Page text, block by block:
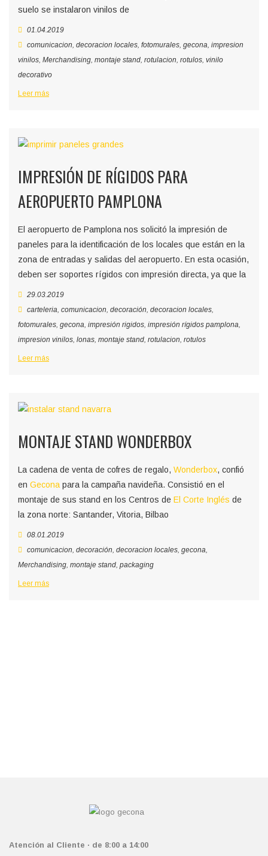
suelo se instalaron vinilos de
01.04.2019
comunicacion, decoracion locales, fotomurales, gecona, impresion
vinilos, Merchandising, montaje stand, rotulacion, rotulos, vinilo
decorativo
Leer más
IMPRESIÓN DE RÍGIDOS PARA
AEROPUERTO PAMPLONA
El aeropuerto de Pamplona nos solicitó la impresión de
paneles para la identificación de los locales que están en la
zona de entradas y salidas del aeropuerto. En esta ocasión,
deben ser soportes rígidos con impresión directa, ya que la
29.03.2019
carteleria, comunicacion, decoración, decoracion locales,
fotomurales, gecona, impresión rigidos, impresión rígidos pamplona,
impresion vinilos, lonas, montaje stand, rotulacion, rotulos
Leer más
MONTAJE STAND WONDERBOX
La cadena de venta de cofres de regalo, Wonderbox, confió
en Gecona para la campaña navideña. Consistió en el
montaje de sus stand en los Centros de El Corte Inglés de
la zona norte: Santander, Vitoria, Bilbao
08.01.2019
comunicacion, decoración, decoracion locales, gecona,
Merchandising, montaje stand, packaging
Leer más
Atención al Cliente · de 8:00 a 14:00